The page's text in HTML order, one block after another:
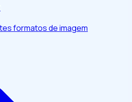
formatos de imagem